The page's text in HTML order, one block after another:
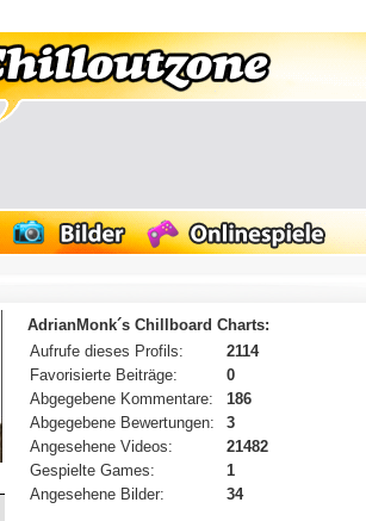
AdrianMonk´s Chillboard Charts:
Aufrufe dieses Profils:
2114
Favorisierte Beiträge:
0
Abgegebene Kommentare:
186
Abgegebene Bewertungen:
3
Angesehene Videos:
21482
Gespielte Games:
1
Angesehene Bilder:
34